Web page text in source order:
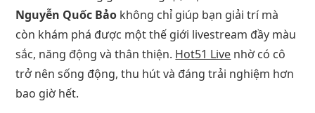
Nguyễn Quốc Bảo không chỉ giúp bạn giải trí mà
còn khám phá được một thế giới livestream đầy màu
sắc, năng động và thân thiện. Hot51 Live nhờ có cô
trở nên sống động, thu hút và đáng trải nghiệm hơn
bao giờ hết.